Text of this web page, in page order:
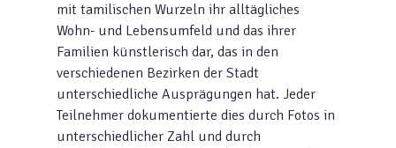
mit tamilischen Wurzeln ihr alltägliches
Wohn- und Lebensumfeld und das ihrer
Familien künstlerisch dar, das in den
verschiedenen Bezirken der Stadt
unterschiedliche Ausprägungen hat. Jeder
Teilnehmer dokumentierte dies durch Fotos in
unterschiedlicher Zahl und durch